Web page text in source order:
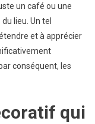
un café ou une
lieu. Un tel
et à apprécier
conséquent, les
qui